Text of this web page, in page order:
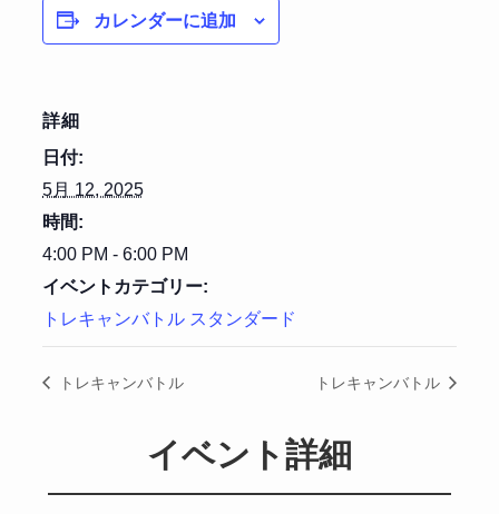
カレンダーに追加
詳細
日付:
5月 12, 2025
時間:
4:00 PM - 6:00 PM
イベントカテゴリー:
トレキャンバトル スタンダード
トレキャンバトル トレキャンバトル
イベント詳細